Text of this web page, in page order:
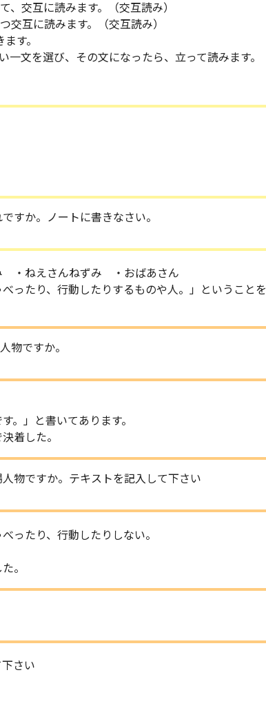
交互に読みます。（交互読み）
互に読みます。（交互読み）
す。
文を選び、その文になったら、立って読みます。
すか。ノートに書きなさい。
ねえさんねずみ ・おばあさん
ったり、行動したりするものや人。」ということを
物ですか。
。」と書いてあります。
着した。
人物ですか。テキストを記入して下さい
ったり、行動したりしない。
。
さい